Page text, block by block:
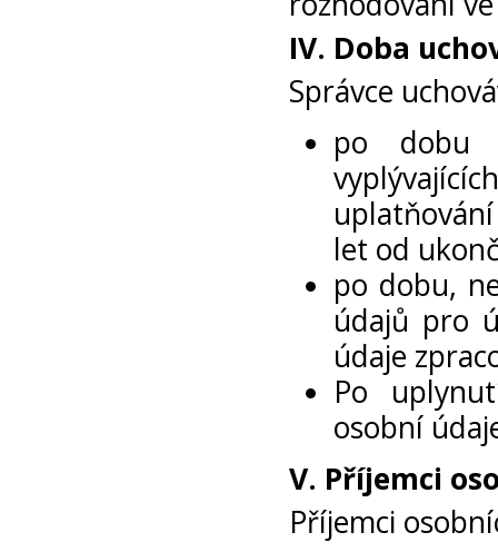
IV. Doba
Správce
po dobu
let od
po dobu,
údajů pro
údaje
Po
osobní
V. Příjemci
Příjemci